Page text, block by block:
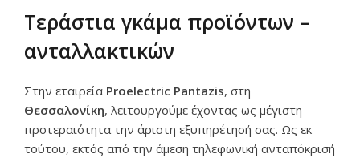
Τεράστια γκάμα προϊόντων –
ανταλλακτικών
Στην εταιρεία Proelectric Pantazis, στη
Θεσσαλονίκη, λειτουργούμε έχοντας ως μέγιστη
προτεραιότητα την άριστη εξυπηρέτησή σας. Ως εκ
τούτου, εκτός από την άμεση τηλεφωνική ανταπόκρισή